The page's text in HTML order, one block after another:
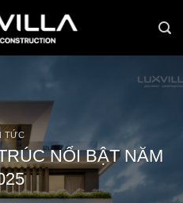
TỨC
NỔI BẬT NĂM